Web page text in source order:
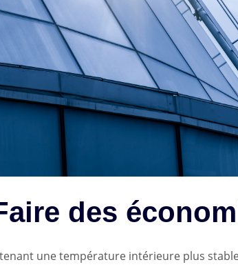
des
une température intérieure plus